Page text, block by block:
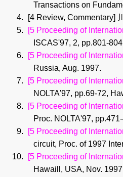
Transactions on
[4 Review, Commentary]
[5 Proceeding of
ISCAS'97, 2, pp.801-
[5 Proceeding of
Russia, Aug. 1997.
[5 Proceeding of
NOLTA'97, pp.69-72,
[5 Proceeding of
Proc. NOLTA'97,
[5 Proceeding of
circuit, Proc. of 1997
[5 Proceeding of
Hawaill, USA, Nov.